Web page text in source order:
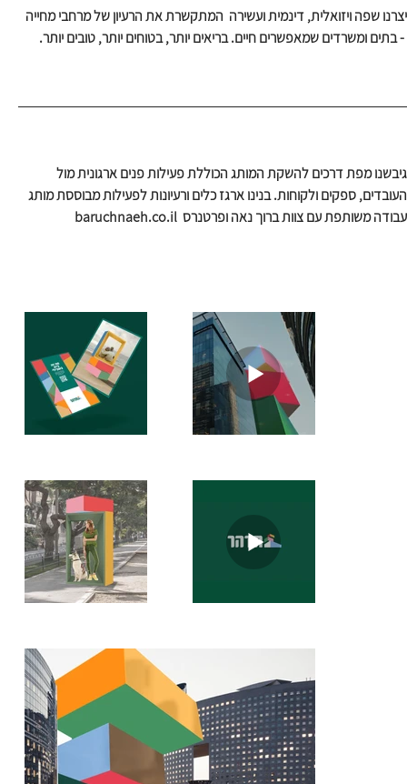
יצרנו שפה ויזואלית, דינמית ועשירה  המתקשרת את הרעיון של מרחבי מחייה
גיבשנו מפת דרכים להשקת המותג הכוללת פעילות פנים ארגונית מול
העובדים, ספקים ולקוחות. בנינו ארגז כלים ורעיונות לפעילות מבוססת מותג
עבודה משותפת עם צוות ברוך נאה ופרטנרס  baruchnaeh.co.il